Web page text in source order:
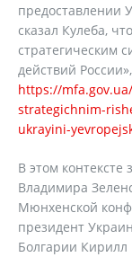
предоставлении
сказал Кулеба,
стратегическим
действий
https://
strategichnim-
ukrayini-
В этом
Владимира
Мюнхенской
президент
Болгарии